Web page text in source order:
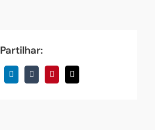
Partilhar:
LinkedInTumblrPinterestEmail
(necessário